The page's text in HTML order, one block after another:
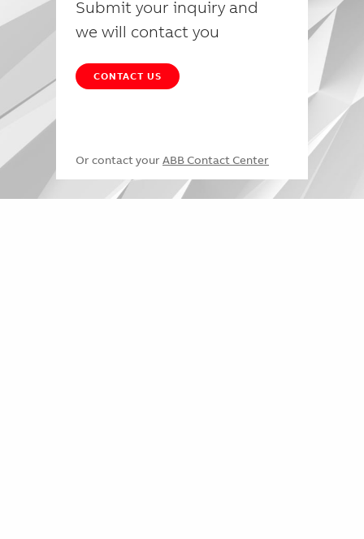
Submit your inquiry and
we will contact you
CONTACT US
Or contact your ABB Contact Center